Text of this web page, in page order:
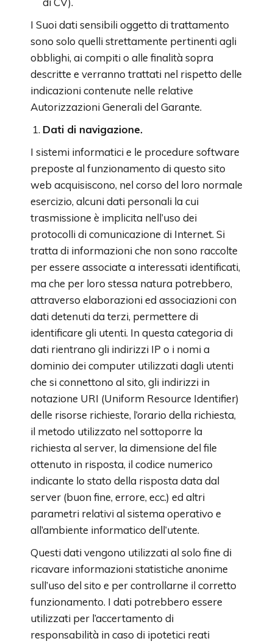
I Suoi dati sensibili oggetto di trattamento
sono solo quelli strettamente pertinenti agli
obblighi, ai compiti o alle finalità sopra
descritte e verranno trattati nel rispetto delle
indicazioni contenute nelle relative
Autorizzazioni Generali del Garante.
Dati di navigazione.
I sistemi informatici e le procedure software
preposte al funzionamento di questo sito
web acquisiscono, nel corso del loro normale
esercizio, alcuni dati personali la cui
trasmissione è implicita nell’uso dei
protocolli di comunicazione di Internet. Si
tratta di informazioni che non sono raccolte
per essere associate a interessati identificati,
ma che per loro stessa natura potrebbero,
attraverso elaborazioni ed associazioni con
dati detenuti da terzi, permettere di
identificare gli utenti. In questa categoria di
dati rientrano gli indirizzi IP o i nomi a
dominio dei computer utilizzati dagli utenti
che si connettono al sito, gli indirizzi in
notazione URI (Uniform Resource Identifier)
delle risorse richieste, l’orario della richiesta,
il metodo utilizzato nel sottoporre la
richiesta al server, la dimensione del file
ottenuto in risposta, il codice numerico
indicante lo stato della risposta data dal
server (buon fine, errore, ecc.) ed altri
parametri relativi al sistema operativo e
all’ambiente informatico dell’utente.
Questi dati vengono utilizzati al solo fine di
ricavare informazioni statistiche anonime
sull’uso del sito e per controllarne il corretto
funzionamento. I dati potrebbero essere
utilizzati per l’accertamento di
responsabilità in caso di ipotetici reati